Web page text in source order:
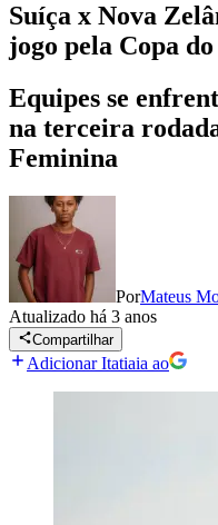
Suíça x Nova
jogo pela Copa
Equipes se
na terceira
Feminina
PorMateus
Atualizado há 3 anos
Compartilhar
Adicionar Itatiaia ao